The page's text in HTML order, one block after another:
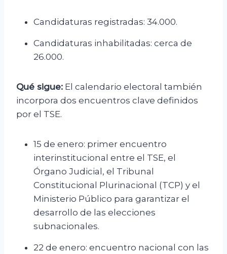
Candidaturas registradas: 34.000.
Candidaturas inhabilitadas: cerca de
26.000.
Qué sigue: El calendario electoral también
incorpora dos encuentros clave definidos
por el TSE.
15 de enero: primer encuentro
interinstitucional entre el TSE, el
Órgano Judicial, el Tribunal
Constitucional Plurinacional (TCP) y el
Ministerio Público para garantizar el
desarrollo de las elecciones
subnacionales.
22 de enero: encuentro nacional con las